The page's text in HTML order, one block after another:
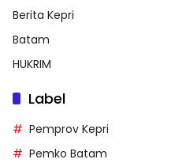
Berita Kepri
Batam
HUKRIM
Label
Pemprov Kepri
Pemko Batam